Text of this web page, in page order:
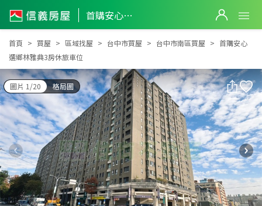
首購安心選鄉林雅典3房休旅車位
首購安心選鄉林雅典3房休旅車位
首頁 買屋 區域找屋 台中市買屋 台中市南區買屋
首購安心
選鄉林雅典3房休旅車位
圖片 1/20 格局圖